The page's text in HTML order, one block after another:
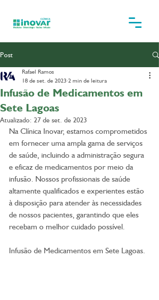
Post
Infusão de Medicamentos em
Sete Lagoas
Rafael Ramos
18 de set. de 2023 2 min de leitura
Atualizado: 27 de set. de 2023
Na Clínica Inovar, estamos comprometidos
em fornecer uma ampla gama de serviços
de saúde, incluindo a administração segura
e eficaz de medicamentos por meio da
infusão. Nossos profissionais de saúde
altamente qualificados e experientes estão
à disposição para atender às necessidades
de nossos pacientes, garantindo que eles
recebam o melhor cuidado possível.
Infusão de Medicamentos em Sete Lagoas.